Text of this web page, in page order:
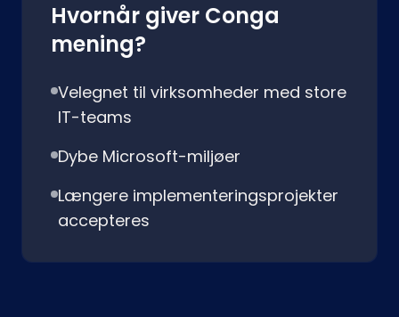
Hvornår giver Conga
mening?
Velegnet til virksomheder med store
IT-teams
Dybe Microsoft-miljøer
Længere implementeringsprojekter
accepteres